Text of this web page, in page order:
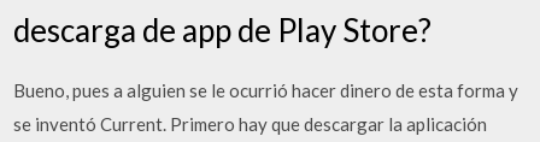
descarga de app de Play Store?
Bueno, pues a alguien se le ocurrió hacer dinero de esta forma y
se inventó Current. Primero hay que descargar la aplicación